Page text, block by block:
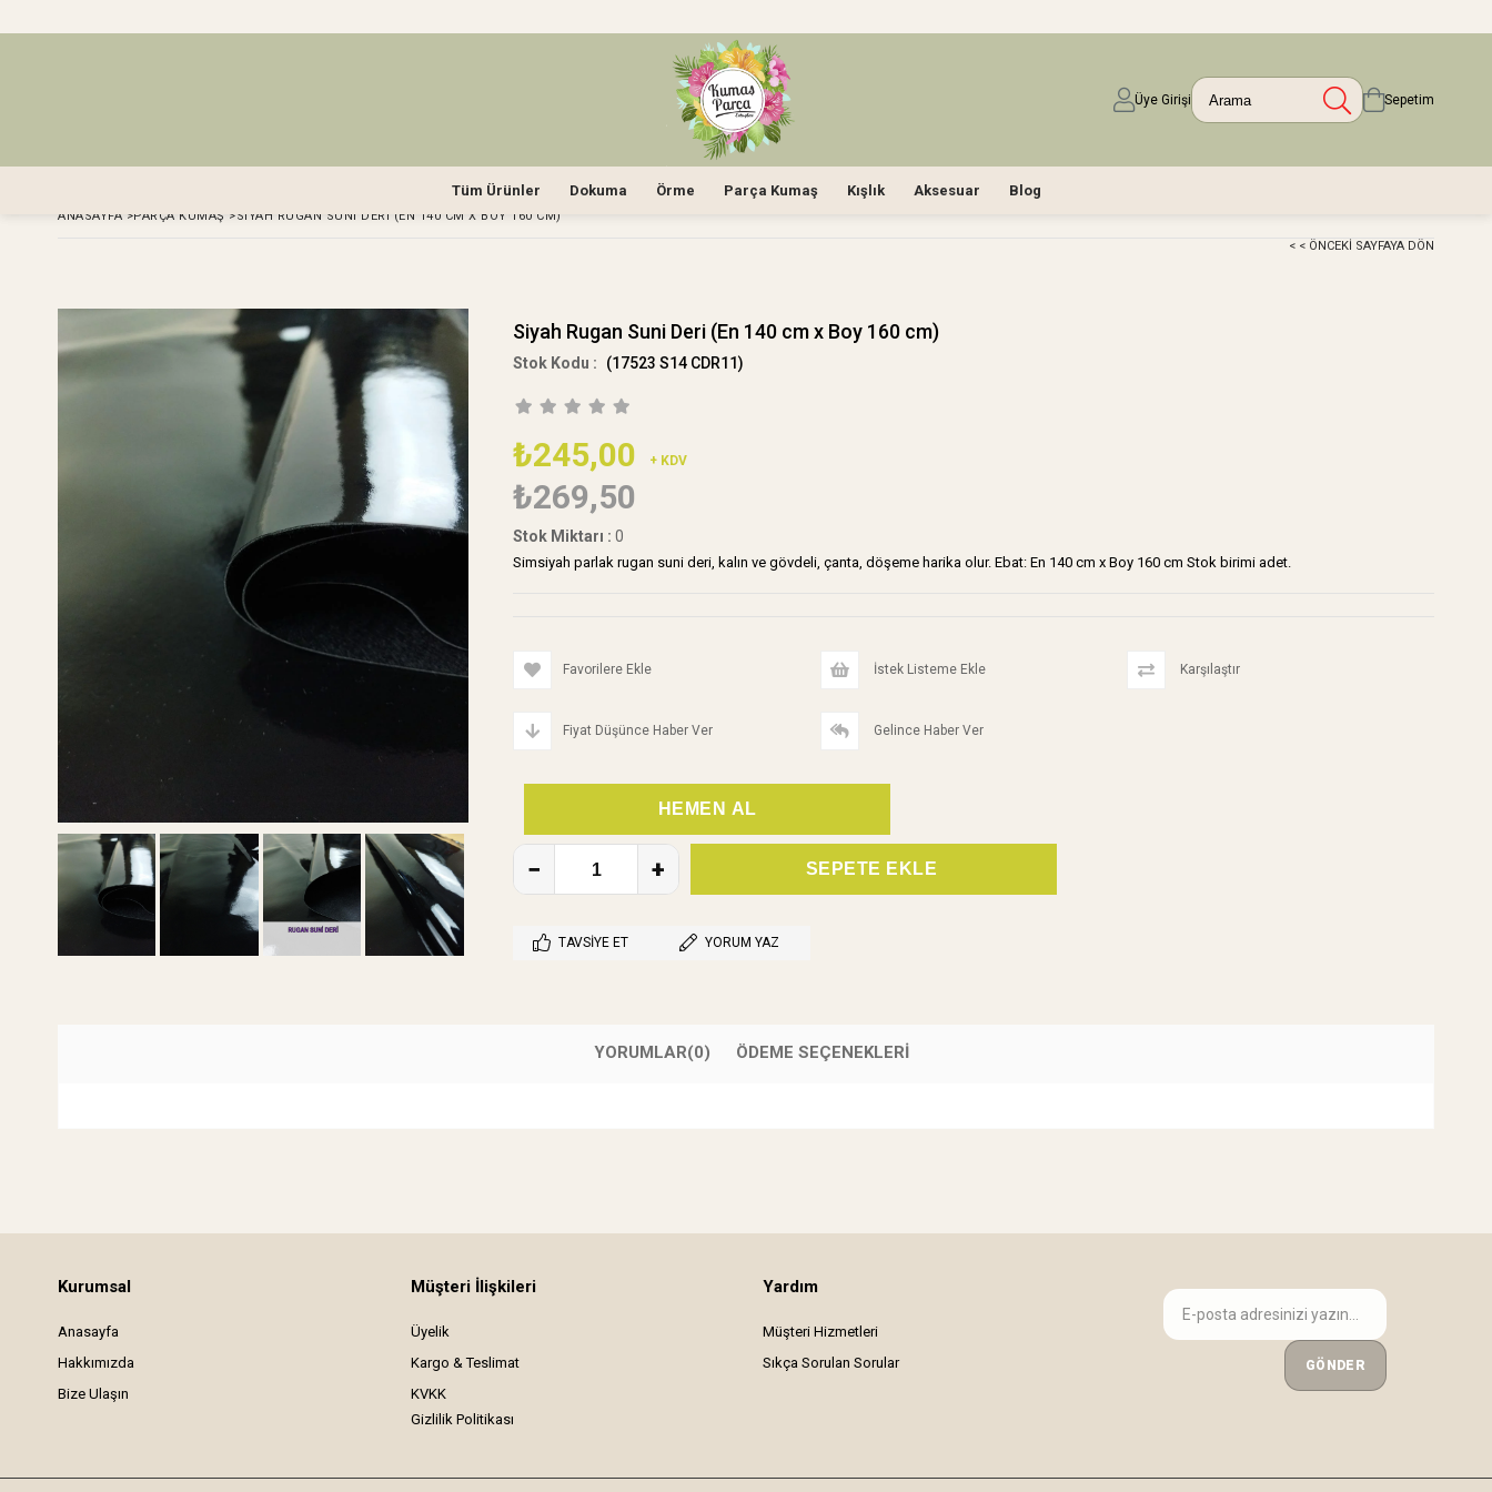
Üye Girişi Sepetim
Tüm Ürünler Dokuma Örme Parça Kumaş Kışlık Aksesuar Blog
ANASAYFA >PARÇA KUMAŞ >SIYAH RUGAN SUNI DERI (EN 140 CM X BOY 160 CM)
< < ÖNCEKI SAYFAYA DÖN
Siyah Rugan Suni Deri (En 140 cm x Boy 160 cm)
(17523 S14 CDR11)
₺245,00 + KDV
₺269,50
Stok Miktarı : 0
Simsiyah parlak rugan suni deri, kalın ve gövdeli, çanta, döşeme harika olur. Ebat: En 140 cm x Boy 160 cm Stok birimi adet.
Favorilere Ekle İstek Listeme Ekle Karşılaştır
Fiyat Düşünce Haber Ver Gelince Haber Ver
TAVSIYE ET YORUM YAZ
YORUMLAR(0) ÖDEME SEÇENEKLERI
Kurumsal
Anasayfa
Hakkımızda
Bize Ulaşın
Müşteri İlişkileri
Üyelik
Kargo & Teslimat
KVKK
Gizlilik Politikası
Yardım
Müşteri Hizmetleri
Sıkça Sorulan Sorular
GÖNDER